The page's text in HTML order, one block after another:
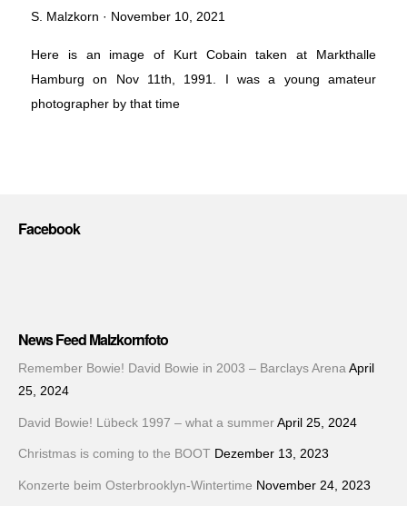
S. Malzkorn · Veröffentlicht
November 10, 2021
Here is an image of Kurt Cobain taken at Markthalle
Hamburg on Nov 11th, 1991. I was a young amateur
photographer by that time
Facebook
News Feed Malzkornfoto
Remember Bowie! David Bowie in 2003 – Barclays Arena April
25, 2024
David Bowie! Lübeck 1997 – what a summer April 25, 2024
Christmas is coming to the BOOT Dezember 13, 2023
Konzerte beim Osterbrooklyn-Wintertime November 24, 2023